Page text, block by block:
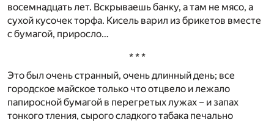
восемнадцать лет. Вскрываешь банку, а там не мясо, а
сухой кусочек торфа. Кисель варил из брикетов вместе
с бумагой, приросло…
* * *
Это был очень странный, очень длинный день; все
городское майское только что отцвело и лежало
папиросной бумагой в перегретых лужах – и запах
тонкого тления, сырого сладкого табака печально